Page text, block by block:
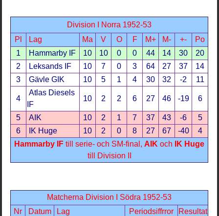
Division I Norra 1952-53
Pl
Lag Ma V O F M+ M- +-
Po
1
Hammarby IF 10 10 0 0 44 14 30
20
2
Leksands IF 10 7 0 3 64 27 37
14
3
Gävle GIK 10 5 1 4 30 32 -2 11
4
Atlas Diesels
IF
10 2 2 6 27 46 -19 6
5 AIK 10 2 1 7 37 43 -6
5
6
IK Huge 10 2 0 8 27 67 -40
4
Hammarby IF till serie- och SM-final,AIK och
IK Huge
till Division II
Matcherna Division I Södra 1952-53
Nr
Datum Lag Periodsiffrror Resultat